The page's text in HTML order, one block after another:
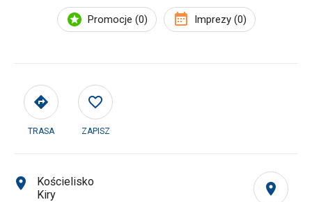
Promocje (0) Imprezy (0)
TRASA ZAPISZ
Kościelisko
Kiry